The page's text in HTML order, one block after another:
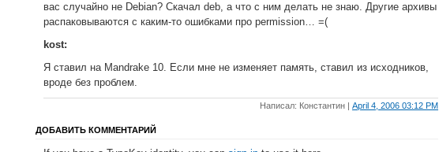
вас случайно не Debian? Скачал deb, а что с ним делать не знаю. Другие архивы
распаковываются с каким-то ошибками про permission… =(
kost:
Я ставил на Mandrake 10. Если мне не изменяет память, ставил из исходников,
вроде без проблем.
Написал: Константин | April 4, 2006 03:12 PM
ДОБАВИТЬ КОММЕНТАРИЙ